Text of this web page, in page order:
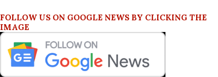
FOLLOW US ON GOOGLE NEWS BY CLICKING THE
IMAGE